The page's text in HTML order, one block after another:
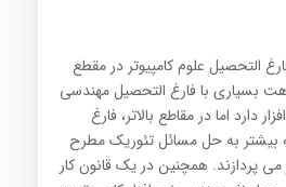
التحصيل علوم کامپيوتر در مقطع
بسياري با فارغ التحصيل مهندسي
دارد اما در مقاطع بالاتر، فارغ
بيشتر به حل مسائل تئوريک مطرح
مي پردازند. همچنين در يک قانون کار